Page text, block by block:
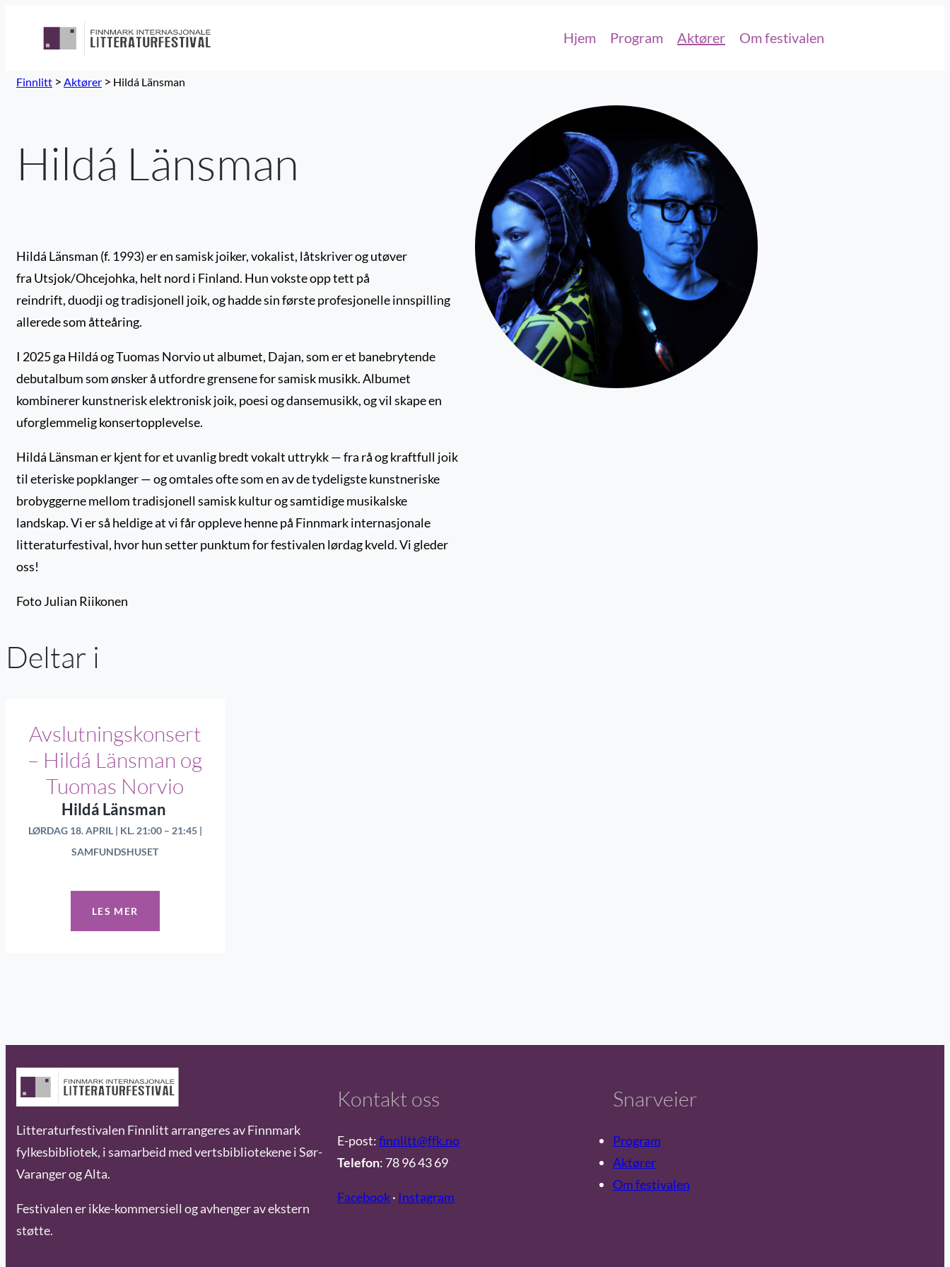
Hjem Program Aktører Om festivalen
Finnlitt > Aktører > Hildá Länsman
Hildá Länsman
Hildá Länsman (f. 1993) er en samisk joiker, vokalist, låtskriver og utøver
fra Utsjok/Ohcejohka, helt nord i Finland. Hun vokste opp tett på
reindrift, duodji og tradisjonell joik, og hadde sin første profesjonelle innspilling
allerede som åtteåring.
I 2025 ga Hildá og Tuomas Norvio ut albumet, Dajan, som er et banebrytende
debutalbum som ønsker å utfordre grensene for samisk musikk. Albumet
kombinerer kunstnerisk elektronisk joik, poesi og dansemusikk, og vil skape en
uforglemmelig konsertopplevelse.
Hildá Länsman er kjent for et uvanlig bredt vokalt uttrykk — fra rå og kraftfull joik
til eteriske popklanger — og omtales ofte som en av de tydeligste kunstneriske
brobyggerne mellom tradisjonell samisk kultur og samtidige musikalske
landskap. Vi er så heldige at vi får oppleve henne på Finnmark internasjonale
litteraturfestival, hvor hun setter punktum for festivalen lørdag kveld. Vi gleder
oss!
Foto Julian Riikonen
Deltar i
Avslutningskonsert
– Hildá Länsman og
Tuomas Norvio
Hildá Länsman
LØRDAG 18. APRIL | KL. 21:00 – 21:45 |
SAMFUNDSHUSET
LES MER
Litteraturfestivalen Finnlitt arrangeres av Finnmark
fylkesbibliotek, i samarbeid med vertsbibliotekene i Sør-
Varanger og Alta.
Festivalen er ikke-kommersiell og avhenger av ekstern
støtte.
Kontakt oss
E-post:finnlitt@ffk.no
Telefon: 78 96 43 69
Facebook· Instagram
Snarveier
Program
Aktører
Om festivalen